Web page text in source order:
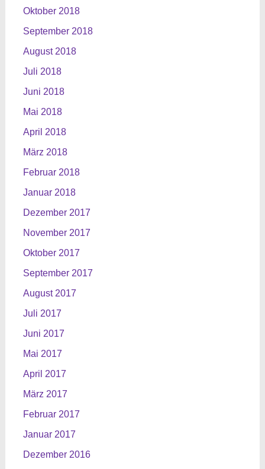
Oktober 2018
September 2018
August 2018
Juli 2018
Juni 2018
Mai 2018
April 2018
März 2018
Februar 2018
Januar 2018
Dezember 2017
November 2017
Oktober 2017
September 2017
August 2017
Juli 2017
Juni 2017
Mai 2017
April 2017
März 2017
Februar 2017
Januar 2017
Dezember 2016